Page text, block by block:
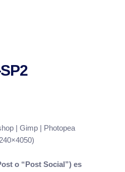
| Gimp | Photopea
o “Post Social”) es